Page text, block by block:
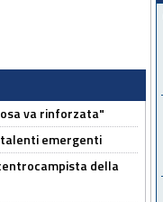
va rinforzata"
talenti emergenti
della